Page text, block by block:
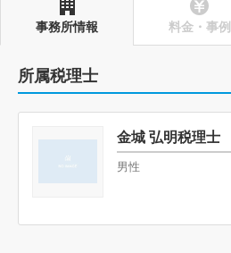
事務所情報 料金・事例
所属税理士
金城 弘明税理士
男性